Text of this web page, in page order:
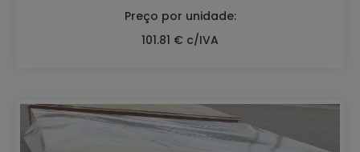
Preço por unidade:
101.81 € c/IVA